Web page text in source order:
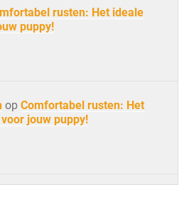
rusten: Het ideale
puppy!
op Comfortabel rusten: Het
jouw puppy!